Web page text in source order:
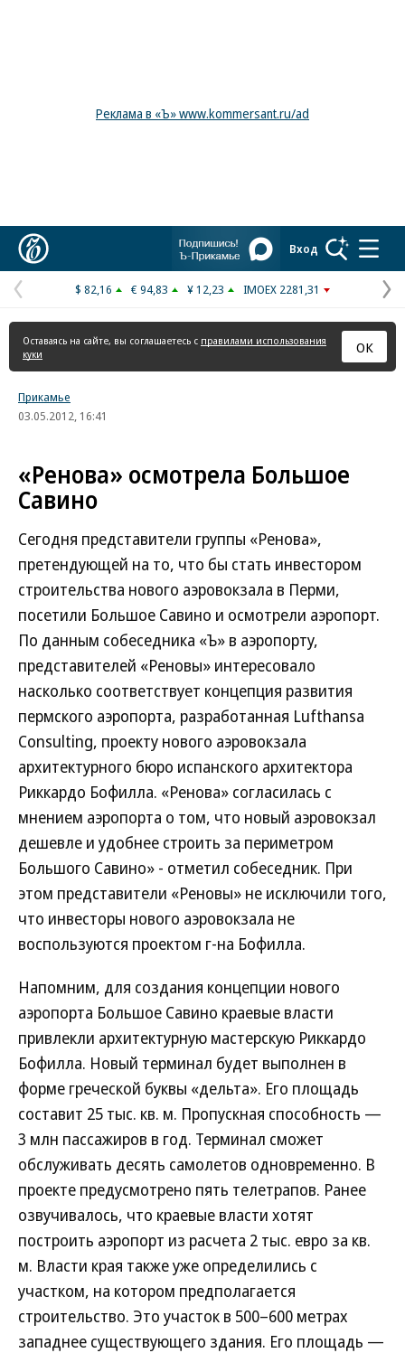
Реклама в «Ъ» www.kommersant.ru/ad
Вход
Предыдущая
страница
$ 82,16 € 94,83 ¥ 12,23 IMOEX 2281,31
Оставаясь на сайте, вы соглашаетесь с правилами использования
куки
ОК
Прикамье
03.05.2012, 16:41
«Ренова» осмотрела Большое
Савино
Сегодня представители группы «Ренова»,
претендующей на то, что бы стать инвестором
строительства нового аэровокзала в Перми,
посетили Большое Савино и осмотрели аэропорт.
По данным собеседника «Ъ» в аэропорту,
представителей «Реновы» интересовало
насколько соответствует концепция развития
пермского аэропорта, разработанная Lufthansa
Consulting, проекту нового аэровокзала
архитектурного бюро испанского архитектора
Риккардо Бофилла. «Ренова» согласилась с
мнением аэропорта о том, что новый аэровокзал
дешевле и удобнее строить за периметром
Большого Савино» - отметил собеседник. При
этом представители «Реновы» не исключили того,
что инвесторы нового аэровокзала не
воспользуются проектом г-на Бофилла.
Напомним, для создания концепции нового
аэропорта Большое Савино краевые власти
привлекли архитектурную мастерскую Риккардо
Бофилла. Новый терминал будет выполнен в
форме греческой буквы «дельта». Его площадь
составит 25 тыс. кв. м. Пропускная способность —
3 млн пассажиров в год. Терминал сможет
обслуживать десять самолетов одновременно. В
проекте предусмотрено пять телетрапов. Ранее
озвучивалось, что краевые власти хотят
построить аэропорт из расчета 2 тыс. евро за кв.
м. Власти края также уже определились с
участком, на котором предполагается
строительство. Это участок в 500–600 метрах
западнее существующего здания. Его площадь —